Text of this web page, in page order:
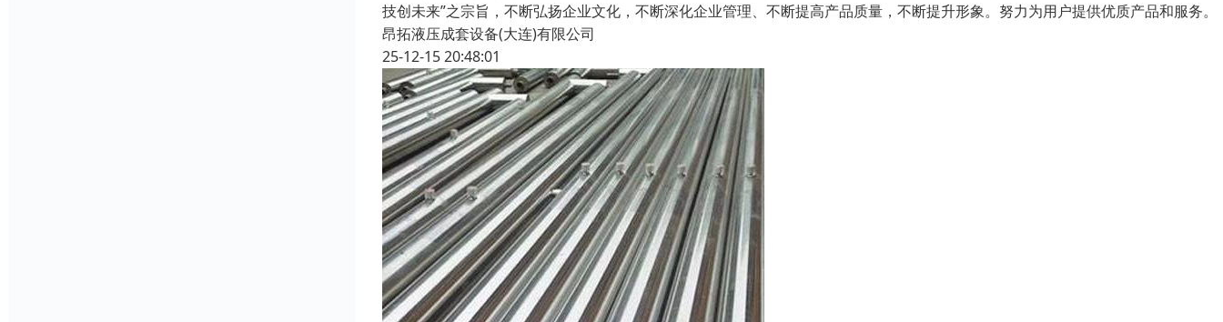
技创未来”之宗旨，不断弘扬企业文化，不断深化企业管理、不断提高产品质量，不断提升形象。努力为用户提供优质产品和服务。
昂拓液压成套设备(大连)有限公司
25-12-15 20:48:01